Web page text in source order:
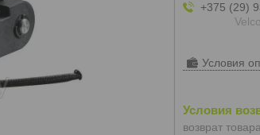
+375 (29)
Условия
возврат